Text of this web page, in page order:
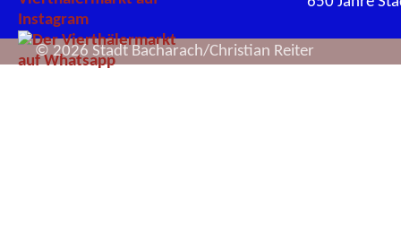
© 2026 Stadt Bacharach/Christian Reiter